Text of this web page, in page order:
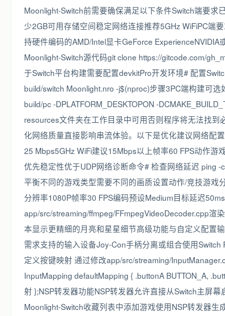
Moonlight-Switch前需要确保满足以下条件Switch端要
少2GB可用存储空间稳定网络连接推荐5GHz WiFiPC端
持硬件编码的AMD/Intel显卡GeForce
Moonlight-Switch源代码git clone https://gitcode.com/
于Switch平台构建需要配置devkitPro开发环境# 配置
build/switch Moonlight.nro -j$(nproc)步骤3PC端构建可
build/pc -DPLATFORM_DESKTOPON -
resources文件夹在工作目录中可用否则程序将无法找
化网络质量直接影响串流体验。以下是优化建议网络配
25 Mbps5GHz WiFi建议15Mbps以上帧率60 FPS动作游
优先稳定性优于UDP网络诊断命令# 检查网络延迟 ping
平衡不同的游戏类型需要不同的画质设置动作/竞技游戏
分辨率1080P帧率30 FPS编码预设Medium目标延迟
app/src/streaming/ffmpeg/FFmpegVideoDecoder.cpp渲
本显示更精细的月亮和星星细节高级功能与自定义配置
需求支持的输入设备Joy-Con手柄分离或组合使用
定义按键映射 通过修改app/src/streaming/
InputMapping defaultMapping { .buttonA BUTTON_A,
射 };NSP转发器功能NSP转发器允许直接从Switch主屏
Moonlight-Switch收藏列表中添加游戏使用NSP转发器